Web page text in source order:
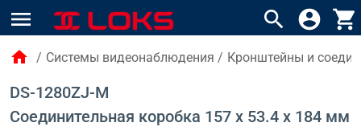
menu search account_circle shopping_cart
home / Системы видеонаблюдения / Кронштейны и
DS-1280ZJ-M
Соединительная коробка 157 x 53.4 x 184 мм